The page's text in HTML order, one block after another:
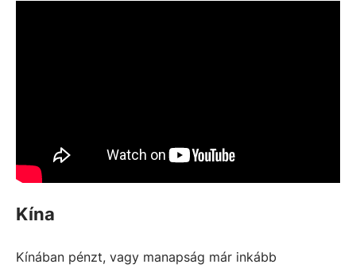
Kína
Kínában pénzt, vagy manapság már inkább